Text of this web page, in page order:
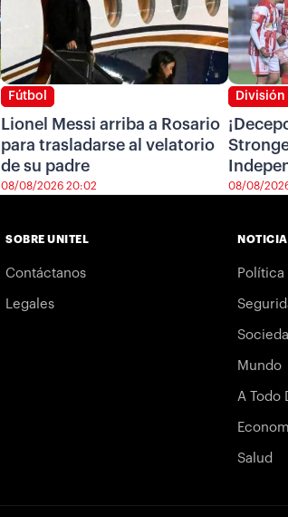
Fútbol
Lionel Messi arriba a Rosario
para trasladarse al velatorio
de su padre
08/08/2026 20:02
División
08/08/
SOBRE UNITEL
Contáctanos
Legales
Política
Mundo
A Todo
Salud